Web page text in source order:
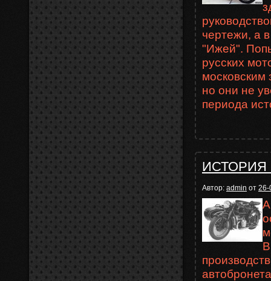
чертежи, а
"Ижей".
русских
московским
но они не
периода
ИСТОРИЯ
Автор: admin от 26-